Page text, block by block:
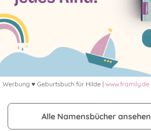
Werbung ♥ Geburtsbuch für Hilde | www.framily.de
Alle Namensbücher ansehen